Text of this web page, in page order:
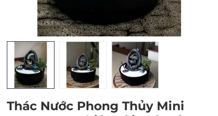
Thác Nước Phong Thủy Mini
Điều kiện: